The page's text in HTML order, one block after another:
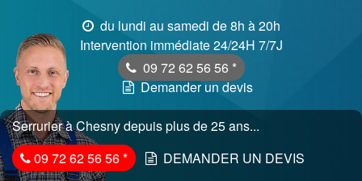
du lundi au samedi de 8h à 20h
Intervention immédiate 24/24H 7/7J
09 72 62 56 56 *
Demander un devis
Serrurier à Chesny depuis plus de 25 ans...
09 72 62 56 56* DEMANDER UN DEVIS